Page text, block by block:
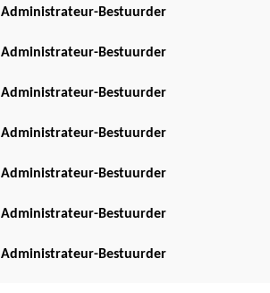
Administrateur-Bestuurder
Administrateur-Bestuurder
Administrateur-Bestuurder
Administrateur-Bestuurder
Administrateur-Bestuurder
Administrateur-Bestuurder
Administrateur-Bestuurder